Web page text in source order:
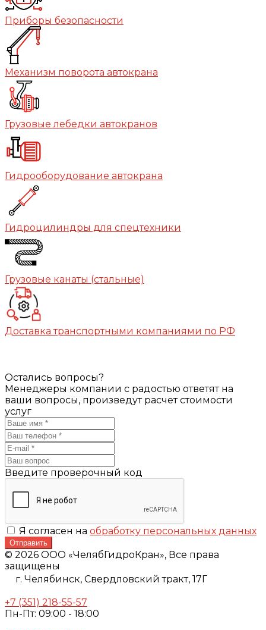
Приборы безопасности
Механизм поворота автокрана
Грузовые лебедки автокранов
Гидрооборудование автокрана
Гидроцилиндры для спецтехники
Грузовые канаты (стальные)
Доставка транспортными компаниями по РФ
Остались вопросы?
Менеджеры компании с радостью ответят на
ваши вопросы, произведут расчет стоимости
услуг
Введите проверочный код
Я согласен на обработку персональных данных
Отправить
© 2026 ООО «ЧелябГидроКран», Все права
защищены
г. Челябинск, Свердловский тракт, 17Г
+7 (351) 218-55-57
Пн-Пт: 09:00 - 18:00